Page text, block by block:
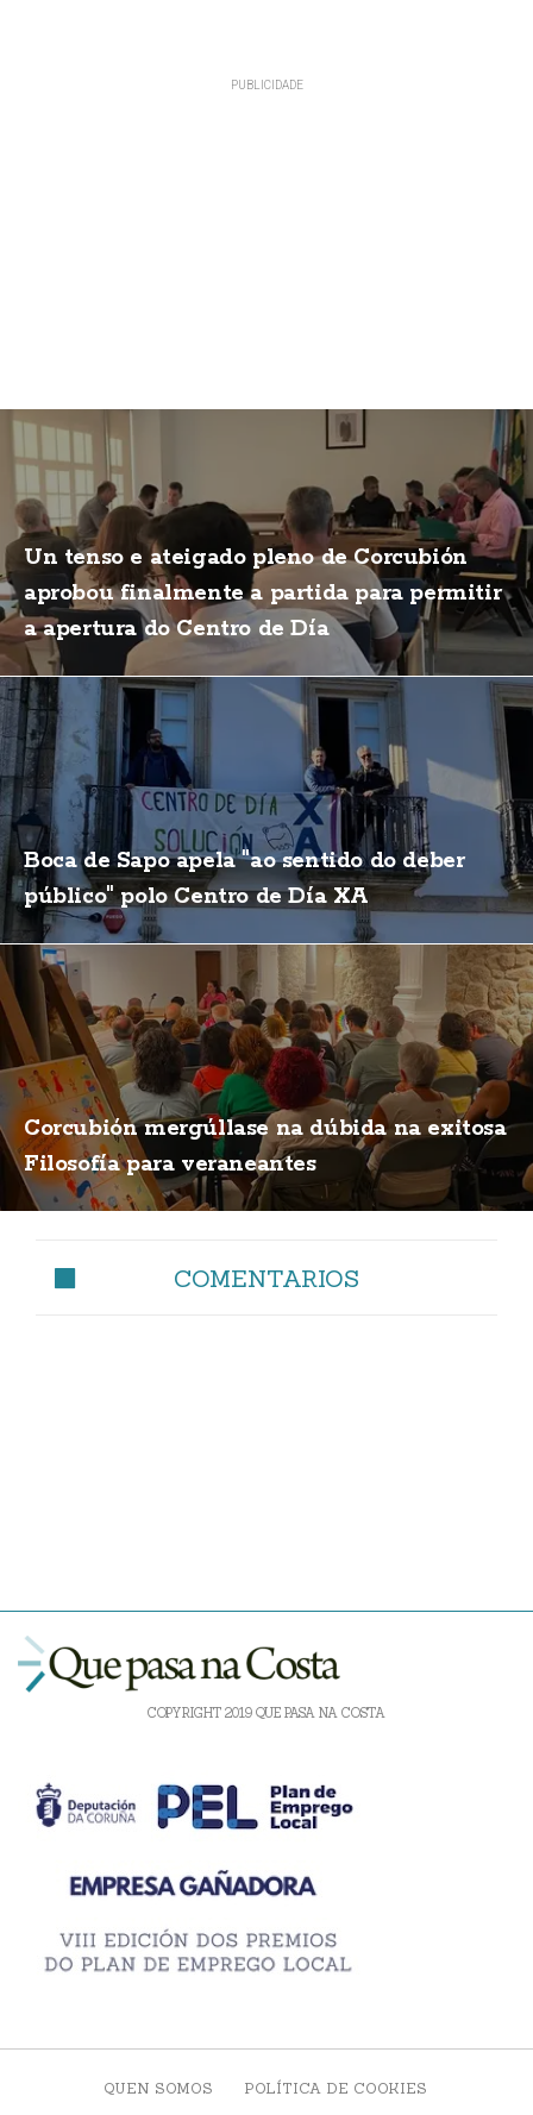
Un tenso e ateigado pleno de Corcubión
aprobou finalmente a partida para permitir
a apertura do Centro de Día
Boca de Sapo apela "ao sentido do deber
público" polo Centro de Día XA
Corcubión mergúllase na dúbida na exitosa
Filosofía para veraneantes
COMENTARIOS
COPYRIGHT 2019 QUE PASA NA COSTA
QUEN SOMOS
POLÍTICA DE COOKIES